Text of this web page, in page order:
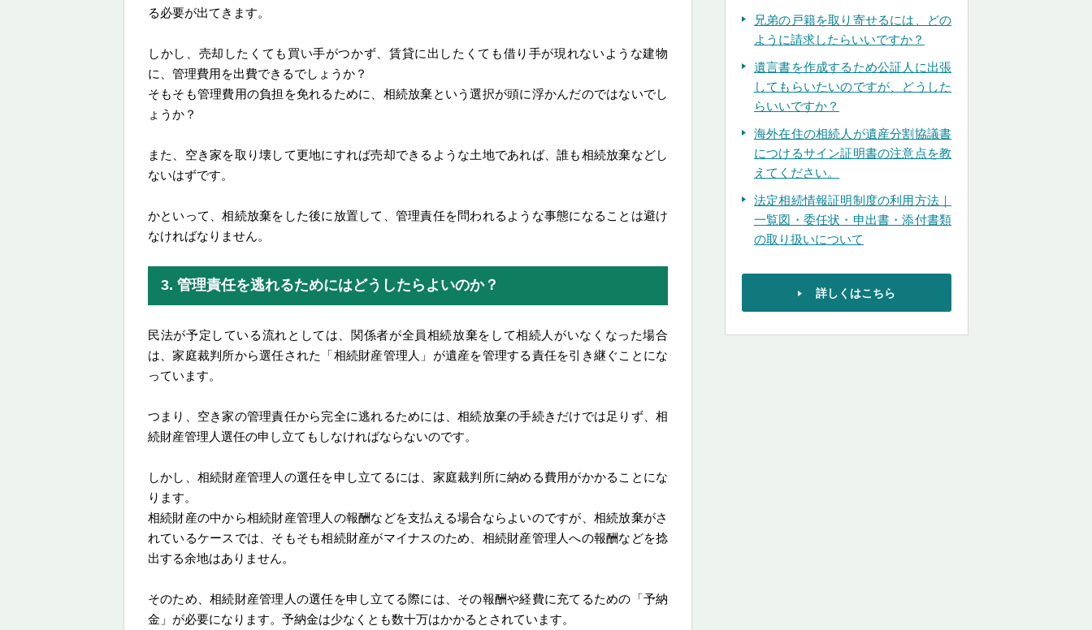
る必要が出てきます。
しかし、売却したくても買い手がつかず、賃貸に出したくても借り手が現れないような建物
に、管理費用を出費できるでしょうか？
そもそも管理費用の負担を免れるために、相続放棄という選択が頭に浮かんだのではないでし
ょうか？
また、空き家を取り壊して更地にすれば売却できるような土地であれば、誰も相続放棄などし
ないはずです。
かといって、相続放棄をした後に放置して、管理責任を問われるような事態になることは避け
なければなりません。
3. 管理責任を逃れるためにはどうしたらよいのか？
民法が予定している流れとしては、関係者が全員相続放棄をして相続人がいなくなった場合
は、家庭裁判所から選任された「相続財産管理人」が遺産を管理する責任を引き継ぐことにな
っています。
つまり、空き家の管理責任から完全に逃れるためには、相続放棄の手続きだけでは足りず、相
続財産管理人選任の申し立てもしなければならないのです。
しかし、相続財産管理人の選任を申し立てるには、家庭裁判所に納める費用がかかることにな
ります。
相続財産の中から相続財産管理人の報酬などを支払える場合ならよいのですが、相続放棄がさ
れているケースでは、そもそも相続財産がマイナスのため、相続財産管理人への報酬などを捻
出する余地はありません。
そのため、相続財産管理人の選任を申し立てる際には、その報酬や経費に充てるための「予納
金」が必要になります。予納金は少なくとも数十万はかかるとされています。
兄弟の戸籍を取り寄せるには、どの
ように請求したらいいですか？
遺言書を作成するため公証人に出張
してもらいたいのですが、どうした
らいいですか？
海外在住の相続人が遺産分割協議書
につけるサイン証明書の注意点を教
えてください。
法定相続情報証明制度の利用方法｜
一覧図・委任状・申出書・添付書類
の取り扱いについて
詳しくはこちら